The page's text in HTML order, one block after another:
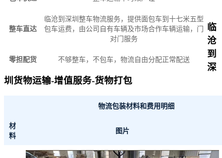
整车直达
临沧到深圳整车物流服务，提供面包车到十七米五型
包车运费，由公司自有车辆及市场合作车辆运输，门
对门服务
零担配货 不够整车，不包车，物流自由分配正常配送
临
沧
到
深
圳货物运输-增值服务-货物打包
物流包装材料和费用明细
材
料
图片